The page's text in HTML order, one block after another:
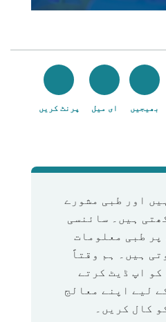
بھیجیں ای میل پرنٹ کریں
اور طبی مشورے
ہیں۔ سائنسی
پر طبی معلومات
ہیں۔ ہم وقتاً
کو اپ ڈیٹ کرتے
لیے اپنے معالج
کال کریں۔